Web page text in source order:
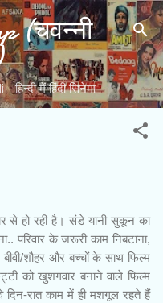
(चवन्नी
में हिंदी सिनेमा
से हो रही है। संडे यानी सुकून का
परिवार के जरूरी काम निबटाना,
बीवी/शौहर और बच्चों के साथ फिल्म
को खुशगवार बनाने वाले फिल्म
दिन-रात काम में ही मशगूल रहते हैं